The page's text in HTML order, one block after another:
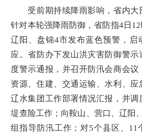
受前期持续降雨影响，省内大
针对本轮强降雨防御，省防指4日12
辽阳、盘锦4市发布蓝色预警，
应。省防办下发山洪灾害防御警示
度警示通报，并召开防汛会商会议
资源、住建、交通运输、水利、应
辽水集团工作部署情况汇报，并调
堤查险工作；向鞍山、营口、辽阳
组指导防汛工作；对5个县区、11